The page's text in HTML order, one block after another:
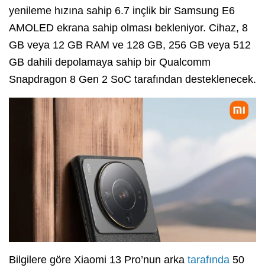
yenileme hızına sahip 6.7 inçlik bir Samsung E6
AMOLED ekrana sahip olması bekleniyor. Cihaz, 8
GB veya 12 GB RAM ve 128 GB, 256 GB veya 512
GB dahili depolamaya sahip bir Qualcomm
Snapdragon 8 Gen 2 SoC tarafından desteklenecek.
Bilgilere göre Xiaomi 13 Pro’nun arka tarafında 50